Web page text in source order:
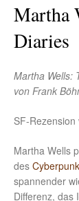
Martha
Diaries
Martha Wells:
von Frank
SF-
Martha Wells
des Cyberpunk
spannender
Differenz, das